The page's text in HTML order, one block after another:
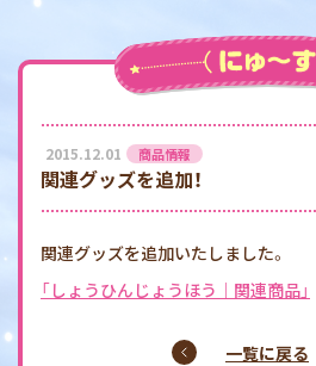
2015.12.01 商品情報
関連グッズを追加！
関連グッズを追加いたしました。
「しょうひんじょうほう｜関連商品」
一覧に戻る